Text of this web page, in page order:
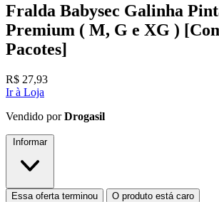
Fralda Babysec Galinha
Premium ( M, G e XG )
Pacotes]
R$ 27,93
Ir à Loja
Vendido porDrogasil
Informar
Essa oferta terminou
O produto está caro